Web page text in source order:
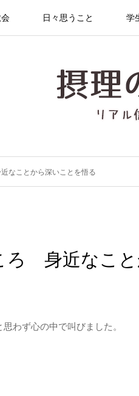
日々思うこと 学
なことから深いことを悟る
ろ 身近なこ
わず心の中で叫びました。